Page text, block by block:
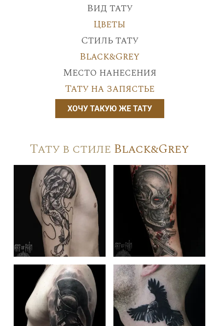
Вид тату
Цветы
Стиль тату
Black&Grey
Место нанесения
Тату на запястье
ХОЧУ ТАКУЮ ЖЕ ТАТУ
Тату в стиле Black&Grey